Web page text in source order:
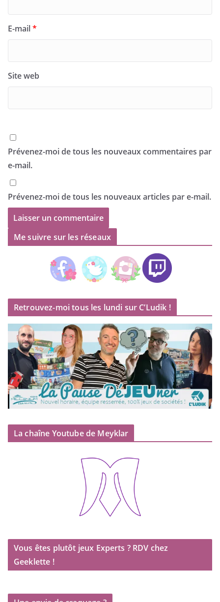
E-mail*
Site web
Prévenez-moi de tous les nouveaux commentaires par
e-mail.
Prévenez-moi de tous les nouveaux articles par e-mail.
Me suivre sur les réseaux
Retrouvez-moi tous les lundi sur C’Ludik !
La chaîne Youtube de Meyklar
Vous êtes plutôt jeux Experts ? RDV chez
Geeklette !